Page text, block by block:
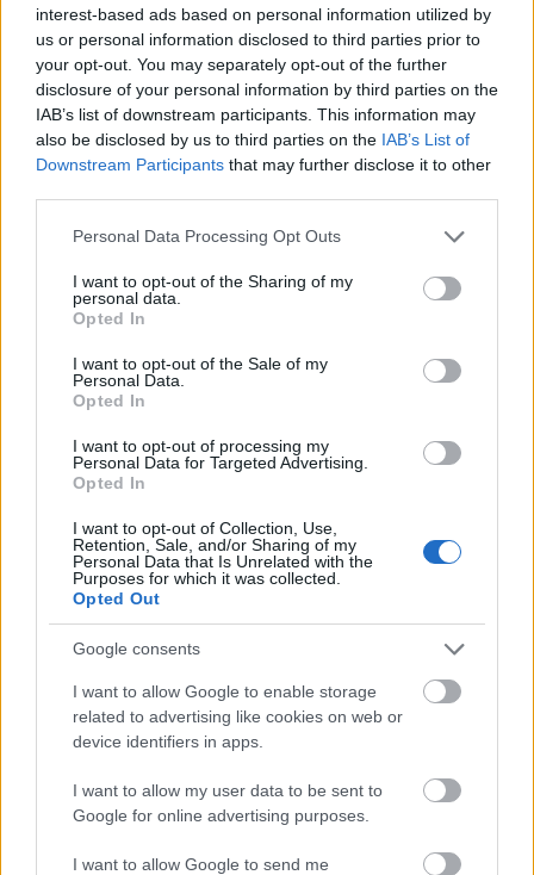
interest-based ads based on personal information utilized by
us or personal information disclosed to third parties prior to
your opt-out. You may separately opt-out of the further
disclosure of your personal information by third parties on the
IAB’s list of downstream participants. This information may
also be disclosed by us to third parties on the IAB’s List of
Downstream Participants that may further disclose it to other
Please note that this website/app uses one or more Google
not limited to your visit or usage behaviour. You may click to
grant or deny consent to Google and its third-party tags to
use your data for below specified purposes in below Google
consent section.
Personal Data Processing Opt Outs
I want to opt-out of the Sharing of my
personal data.
Opted In
I want to opt-out of the Sale of my
Personal Data.
Opted In
I want to opt-out of processing my
Personal Data for Targeted Advertising.
Opted In
I want to opt-out of Collection, Use,
Retention, Sale, and/or Sharing of my
Personal Data that Is Unrelated with the
Purposes for which it was collected.
Opted Out
Google consents
I want to allow Google to enable storage
related to advertising like cookies on web or
device identifiers in apps.
I want to allow my user data to be sent to
Google for online advertising purposes.
I want to allow Google to send me
SZÉPSÉG
Ez volt a velencei filmfesztivál
legsikkesebb kiegészítője
SZTÁRHÍREK
Így tette tönkre Hollywood Brendan
Fraser, a 2000-es évek egyik
leghíresebb sztárjának az életét